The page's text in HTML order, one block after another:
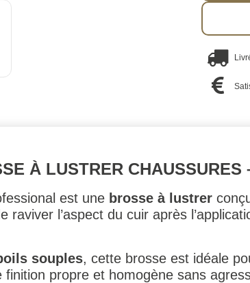
À LUSTRER
est une brosse à lustrer
l’aspect du cuir après
souples, cette brosse est idéale
finition propre et homogène sans